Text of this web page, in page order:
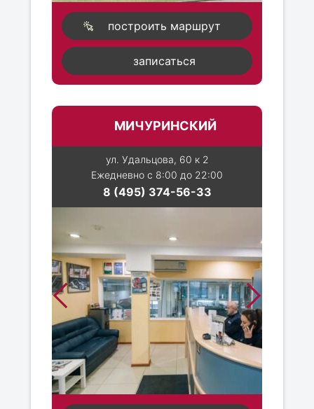
построить маршрут
записаться
МИЧУРИНСКИЙ
ул. Удальцова, 60 к 2
Ежедневно с 8:00 до 22:00
8 (495) 374-56-33